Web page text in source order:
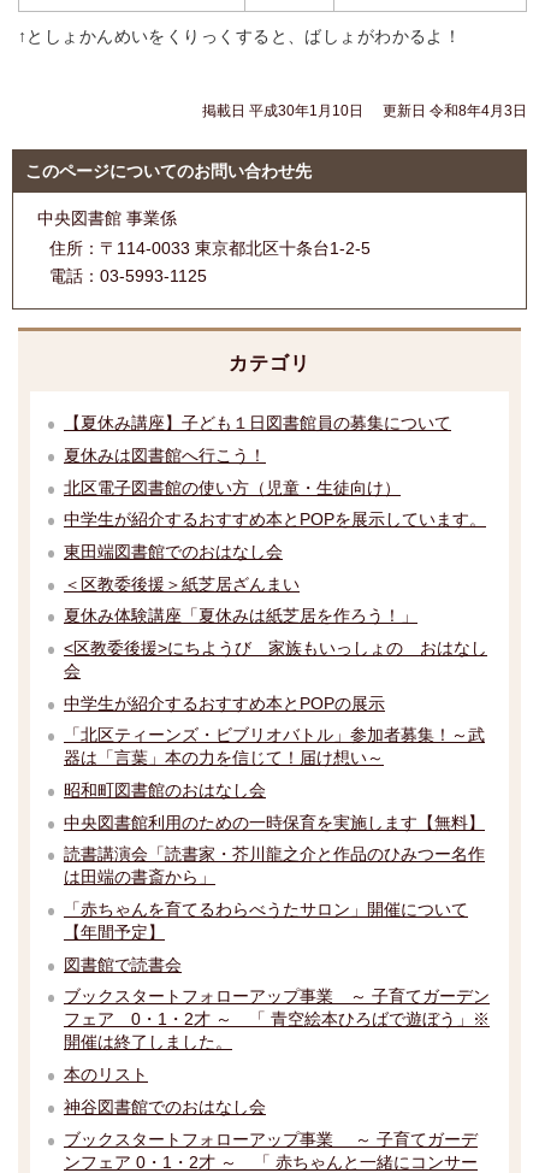
↑としょかんめいをくりっくすると、ばしょがわかるよ！
掲載日 平成30年1月10日 更新日 令和8年4月3日
このページについてのお問い合わせ先
中央図書館 事業係
住所： 〒114-0033 東京都北区十条台1-2-5
電話： 03-5993-1125
カテゴリ
【夏休み講座】子ども１日図書館員の募集について
夏休みは図書館へ行こう！
北区電子図書館の使い方（児童・生徒向け）
中学生が紹介するおすすめ本とPOPを展示しています。
東田端図書館でのおはなし会
＜区教委後援＞紙芝居ざんまい
夏休み体験講座「夏休みは紙芝居を作ろう！」
<区教委後援>にちようび 家族もいっしょの おはなし
会
中学生が紹介するおすすめ本とPOPの展示
「北区ティーンズ・ビブリオバトル」参加者募集！～武
器は「言葉」本の力を信じて！届け想い～
昭和町図書館のおはなし会
中央図書館利用のための一時保育を実施します【無料】
読書講演会「読書家・芥川龍之介と作品のひみつー名作
は田端の書斎から」
「赤ちゃんを育てるわらべうたサロン」開催について
【年間予定】
図書館で読書会
ブックスタートフォローアップ事業 ～ 子育てガーデン
フェア 0・1・2才 ～ 「 青空絵本ひろばで遊ぼう」※
開催は終了しました。
本のリスト
神谷図書館でのおはなし会
ブックスタートフォローアップ事業 ～ 子育てガーデ
ンフェア 0・1・2才 ～ 「 赤ちゃんと一緒にコンサー